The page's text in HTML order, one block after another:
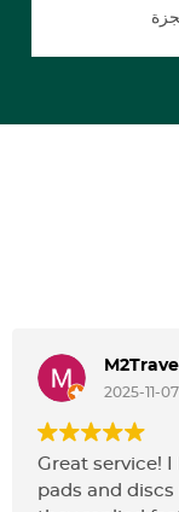
M2Travel
2025-11-07
Great service!
pads and